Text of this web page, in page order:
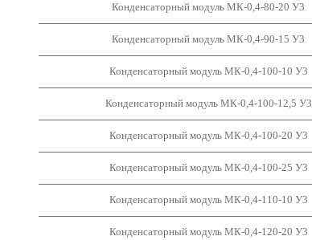
Конденсаторный модуль МК-0,4-80-20 У3
Конденсаторный модуль МК-0,4-90-15 У3
Конденсаторный модуль МК-0,4-100-10 У3
Конденсаторный модуль МК-0,4-100-12,5 У3
Конденсаторный модуль МК-0,4-100-20 У3
Конденсаторный модуль МК-0,4-100-25 У3
Конденсаторный модуль МК-0,4-110-10 У3
Конденсаторный модуль МК-0,4-120-20 У3